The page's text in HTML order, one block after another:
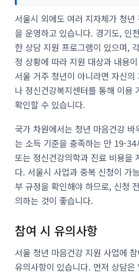
서울시 외에도 여러 지자체가 청년
을 운영하고 있습니다. 경기도, 인
한 상담 지원 프로그램이 있으며,
정 상황에 따라 지원 대상과 내용
서울 거주 청년이 아니라면 자신의
나 정신건강복지센터를 통해 이용
확인할 수 있습니다.
국가 차원에서는 청년 마음건강 바
는 소득 기준을 충족하는 만 19-
또는 정신건강의학과 진료 비용을
다. 서울시 사업과 중복 신청이 가
부 규정을 확인해야 하므로, 신청
의하는 것이 좋습니다.
참여 시 유의사항
서울 청년 마음건강 지원 사업에
유의사항이 있습니다. 먼저 상담